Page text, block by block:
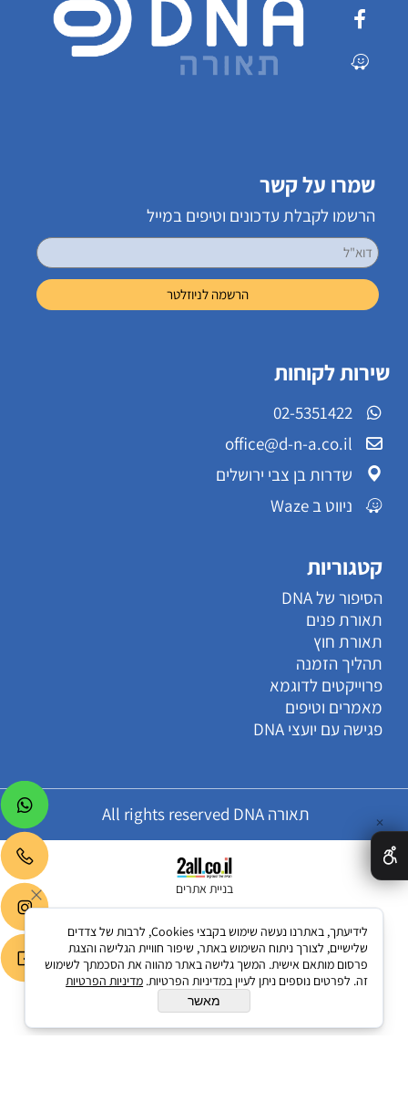
שמרו על קשר
הרשמו לקבלת עדכונים וטיפים במייל
שירות לקוחות
02-5351422
office@d-n-a.co.il
שדרות בן צבי ירושלים
ניווט ב Waze
קטגוריות
הסיפור של DNA
תאורת פנים
תאורת חוץ
תהליך הזמנה
פרוייקטים לדוגמא
מאמרים וטיפים
פגישה עם יועצי DNA
תאורה All rights reserved DNA
בניית אתרים
✕
לידיעתך, באתרנו נעשה שימוש בקבצי Cookies, לרבות של צדדים
שלישיים, לצורך ניתוח השימוש באתר, שיפור חוויית הגלישה והצגת
פרסום מותאם אישית. המשך גלישה באתר מהווה את הסכמתך לשימוש
זה. לפרטים נוספים ניתן לעיין במדיניות הפרטיות. מדיניות הפרטיות
מאשר